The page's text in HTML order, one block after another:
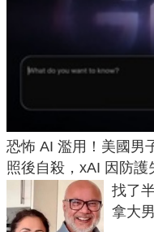
恐怖 AI 濫用！美國男
照後自殺，xAI 因防
找了
拿大